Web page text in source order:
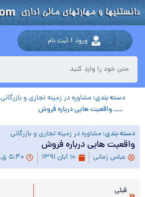
ورود / ثبت نام
دسته بندی:مشاوره در زمینه تجاری و بازرگانی
___ واقعیت هایی درباره فروش
دسته بندی:مشاوره در زمینه تجاری و بازرگانی
واقعیت هایی درباره فروش
عباس زمانی ۱۰ آبان ۱۳۹۱ ۵:۴۰ ق.ظ
قبلی